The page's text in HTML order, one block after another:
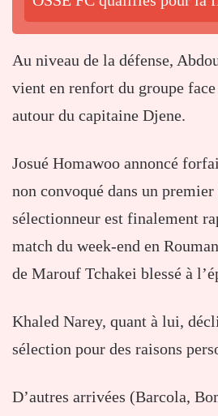
Au niveau de la défense,
vient en renfort du groupe
autour du capitaine Djene.
Josué Homawoo annoncé
non convoqué dans un
sélectionneur est finalement
match du week-end en
de Marouf Tchakei blessé à
Khaled Narey, quant à lui,
sélection pour des raisons
D’autres arrivées (Barcola,